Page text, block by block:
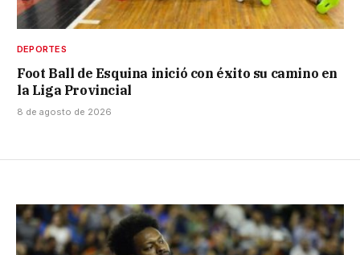
DEPORTES
Foot Ball de Esquina inició con éxito su camino en
la Liga Provincial
8 de agosto de 2026